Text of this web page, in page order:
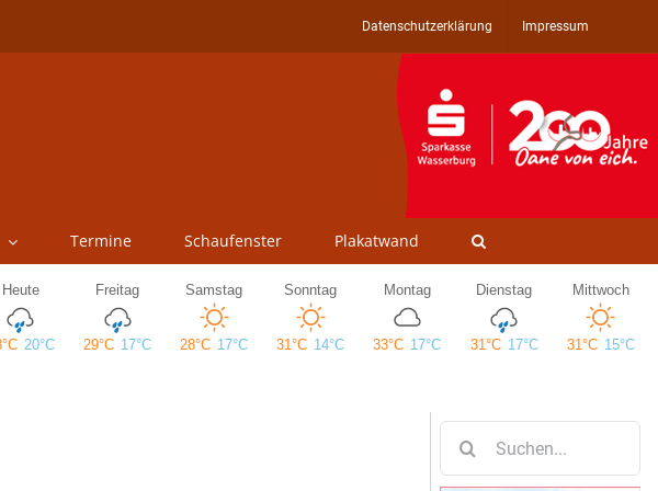
Datenschutzerklärung Impressum
Termine Schaufenster Plakatwand
nach: